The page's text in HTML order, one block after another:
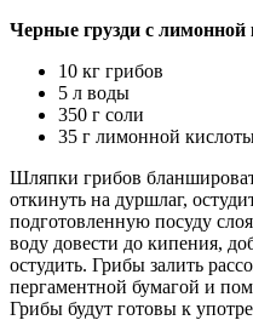
Черные грузди с лимонной
10 кг грибов
5 л воды
350 г соли
35 г лимонной
Шляпки грибов
откинуть на дуршлаг,
подготовленную посуду
воду довести до кипения,
остудить. Грибы залить
пергаментной бумагой и
Грибы будут готовы к